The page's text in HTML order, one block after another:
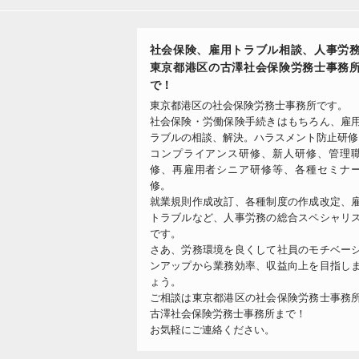
社会保険、雇用トラブル相談、人事労
東京都港区の古澤社会保険労務士事務
で！
東京都港区の社会保険労務士事務所です。
社会保険・労働保険手続きはもちろん、雇
ラブルの相談、解決。ハラスメント防止研修
コンプライアンス研修、新人研修、管理
修、再雇用者シニア研修等、各種セミナ
修。
就業規則作成改訂、各種制度の作成改定、
トラブルなど、人事労務の総合スペシャリ
です。
さあ、労務環境を良くして社員のモチベー
ンアップから業務効率、収益向上を目指し
ょう。
ご相談は東京都港区の社会保険労務士事務
古澤社会保険労務士事務所まで！
お気軽にご連絡ください。